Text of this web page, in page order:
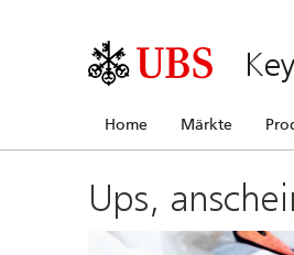
Home Märkte
Ups,